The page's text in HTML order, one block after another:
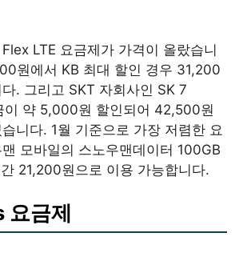
LTE 요금제가 가격이 올랐습니
원에서 KB 최대 할인 경우 31,200
. 그리고 SKT 자회사인 SK 7
이 약 5,000원 할인되어 42,500원
니다. 1월 기준으로 가장 저렴한 요
모바일의 스노우맨데이터 100GB
21,200원으로 이용 가능합니다.
요금제